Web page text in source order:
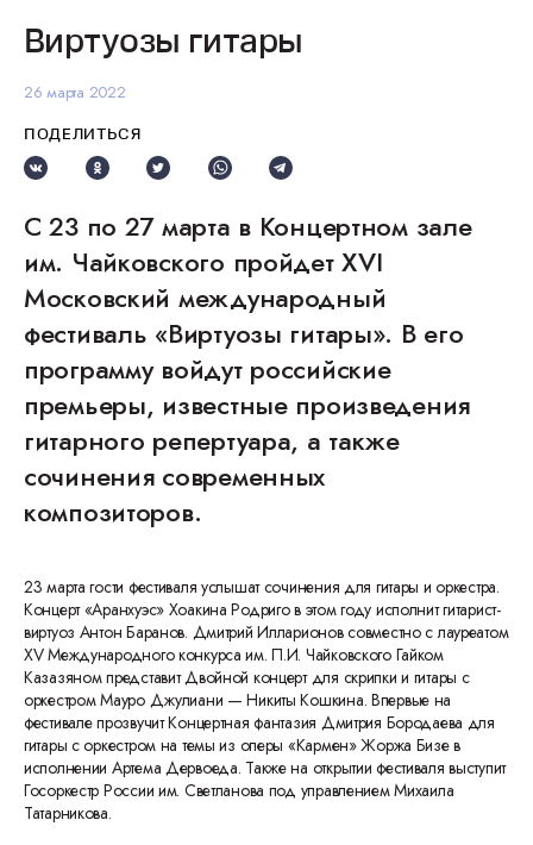
Виртуозы гитары
26 марта 2022
ПОДЕЛИТЬСЯ
С 23 по 27 марта в Концертном зале
им. Чайковского пройдет XVI
Московский международный
фестиваль «Виртуозы гитары». В его
программу войдут российские
премьеры, известные произведения
гитарного репертуара, а также
сочинения современных
композиторов.
23 марта гости фестиваля услышат сочинения для гитары и оркестра.
Концерт «Аранхуэс» Хоакина Родриго в этом году исполнит гитарист-
виртуоз Антон Баранов. Дмитрий Илларионов совместно с лауреатом
XV Международного конкурса им. П.И. Чайковского Гайком
Казазяном представит Двойной концерт для скрипки и гитары с
оркестром Мауро Джулиани — Никиты Кошкина. Впервые на
фестивале прозвучит Концертная фантазия Дмитрия Бородаева для
гитары с оркестром на темы из оперы «Кармен» Жоржа Бизе в
исполнении Артема Дервоеда. Также на открытии фестиваля выступит
Госоркестр России им. Светланова под управлением Михаила
Татарникова.